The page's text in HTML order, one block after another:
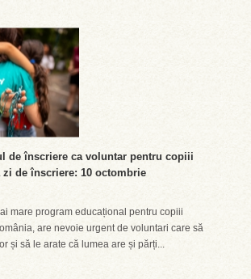
de înscriere ca voluntar pentru copiii
de înscriere: 10 octombrie
mare program educațional pentru copiii
are nevoie urgent de voluntari care să
și să le arate că lumea are și părți...